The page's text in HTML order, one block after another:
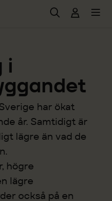
i
har ökat
år. Samtidigt är
lägre än vad de
högre
lägre
också på en